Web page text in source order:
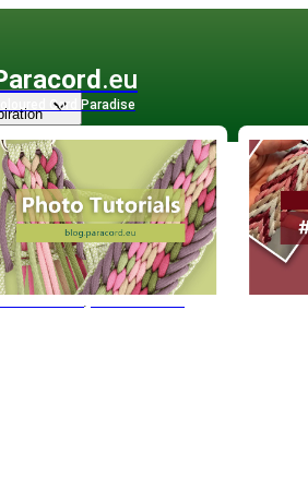
.eu
Coloured Cord Paradise
/Belt Buckles